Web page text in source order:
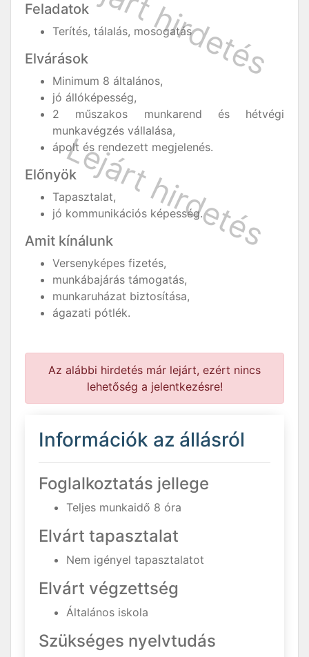
Feladatok
Terítés, tálalás, mosogatás
Elvárások
Minimum 8 általános,
jó állóképesség,
2 műszakos munkarend és hétvégi
munkavégzés vállalása,
ápolt és rendezett megjelenés.
Előnyök
Tapasztalat,
jó kommunikációs képesség.
Amit kínálunk
Versenyképes fizetés,
munkábajárás támogatás,
munkaruházat biztosítása,
ágazati pótlék.
Az alábbi hirdetés már lejárt, ezért nincs
lehetőség a jelentkezésre!
Információk az állásról
Foglalkoztatás jellege
Teljes munkaidő 8 óra
Elvárt tapasztalat
Nem igényel tapasztalatot
Elvárt végzettség
Általános iskola
Szükséges nyelvtudás